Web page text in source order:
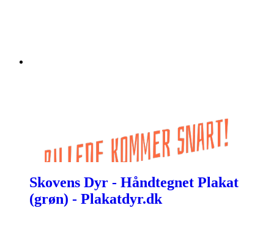
Skovens Dyr - Håndtegnet Plakat
(grøn) - Plakatdyr.dk